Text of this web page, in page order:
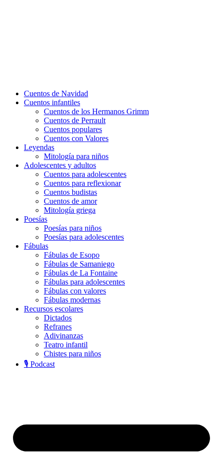
Cuentos de Navidad
Cuentos infantiles
Cuentos de los Hermanos Grimm
Cuentos de Perrault
Cuentos populares
Cuentos con Valores
Leyendas
Mitología para niños
Adolescentes y adultos
Cuentos para adolescentes
Cuentos para reflexionar
Cuentos budistas
Cuentos de amor
Mitología griega
Poesías
Poesías para niños
Poesías para adolescentes
Fábulas
Fábulas de Esopo
Fábulas de Samaniego
Fábulas de La Fontaine
Fábulas para adolescentes
Fábulas con valores
Fábulas modernas
Recursos escolares
Dictados
Refranes
Adivinanzas
Teatro infantil
Chistes para niños
🎙️ Podcast